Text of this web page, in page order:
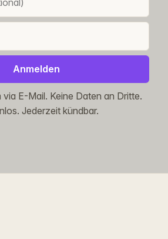
Anmelden
via E-Mail. Keine Daten an Dritte.
Jederzeit kündbar.